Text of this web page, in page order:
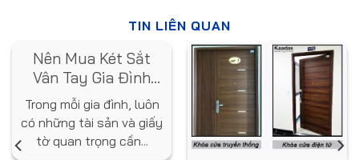
TIN LIÊN QUAN
Nên Mua Két Sắt
Vân Tay Gia Đình
Loại Nào? Gợi Ý Từ
Chuyên Gia
Trong mỗi gia đình, luôn
có những tài sản và giấy
tờ quan trọng cần...